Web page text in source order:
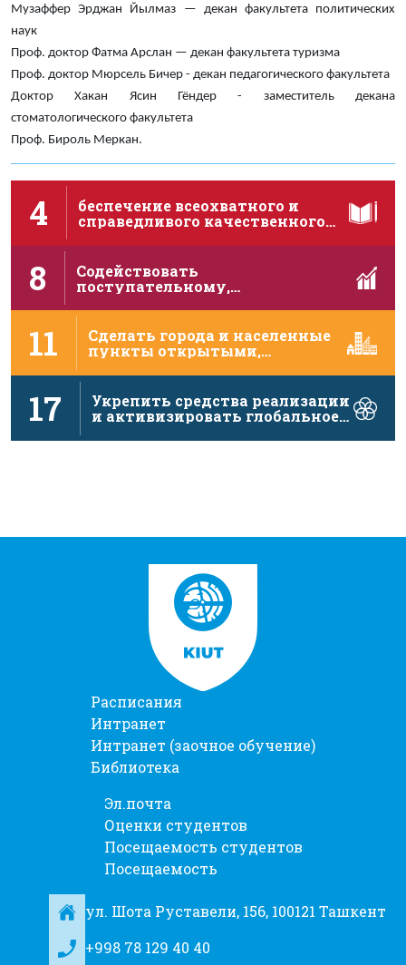
Музаффер Эрджан Йылмаз — декан факультета политических
наук
Проф. доктор Фатма Арслан — декан факультета туризма
Проф. доктор Мюрсель Бичер - декан педагогического факультета
Доктор Хакан Ясин Гёндер - заместитель декана
стоматологического факультета
Проф. Бироль Меркан.
4
беспечение всеохватного и
справедливого качественного
8
Содействовать
поступательному,
экономическому росту, полной …
11
Сделать города и населенные
пункты открытыми,
жизнеспособными …
17
Укрепить средства реализации
и активизировать глобальное
Расписания
Интранет
Интранет (заочное обучение)
Библиотека
Эл.почта
Оценки студентов
Посещаемость студентов
Посещаемость
ул. Шота Руставели, 156, 100121 Ташкент
+998 78 129 40 40